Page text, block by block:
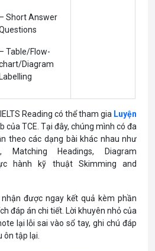
– Short Answer
– Table/Flow-
Diagram
Labelling
Reading có thể tham gia Luyện
TCE. Tại đây, chúng mình có đa
theo các dạng bài khác nhau như
, Matching Headings, Diagram
hành kỹ thuật Skimming and
được ngay kết quả kèm phần
đáp án chi tiết. Lời khuyên nhỏ của
lại lỗi sai vào sổ tay, ghi chú đáp
ôn tập lại.